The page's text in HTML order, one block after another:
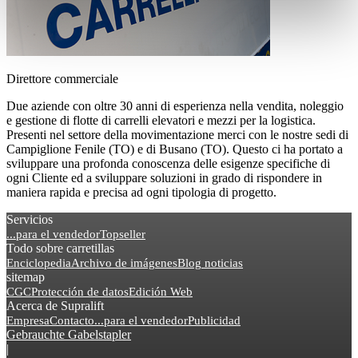
Direttore commerciale
Due aziende con oltre 30 anni di esperienza nella vendita, noleggio
e gestione di flotte di carrelli elevatori e mezzi per la logistica.
Presenti nel settore della movimentazione merci con le nostre sedi di
Campiglione Fenile (TO) e di Busano (TO). Questo ci ha portato a
sviluppare una profonda conoscenza delle esigenze specifiche di
ogni Cliente ed a sviluppare soluzioni in grado di rispondere in
maniera rapida e precisa ad ogni tipologia di progetto.
Servicios
...para el vendedorTopseller
Todo sobre carretillas
EnciclopediaArchivo de imágenesBlog noticias
sitemap
CGCProtección de datosEdición Web
Acerca de Supralift
EmpresaContacto...para el vendedorPublicidad
Gebrauchte Gabelstapler
|